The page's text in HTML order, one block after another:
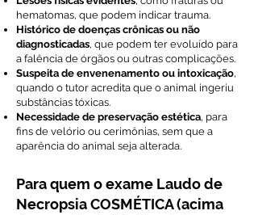
hematomas, que podem indicar trauma.
Histórico de doenças crônicas ou não
diagnosticadas, que podem ter evoluído para
a falência de órgãos ou outras complicações.
Suspeita de envenenamento ou intoxicação,
quando o tutor acredita que o animal ingeriu
substâncias tóxicas.
Necessidade de preservação estética, para
fins de velório ou cerimônias, sem que a
aparência do animal seja alterada.
Para quem o exame Laudo de
Necropsia COSMÉTICA (acima